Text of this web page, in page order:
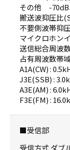
その他 -70dB
搬送波抑圧比
不要側波帯抑
マイクロホン
送信総合周波
占有周波数帯
A1A(CW) :
J3E(SSB) :
A3E(AM) :
F3E(FM) :
■受信部
受信方式 ダブ